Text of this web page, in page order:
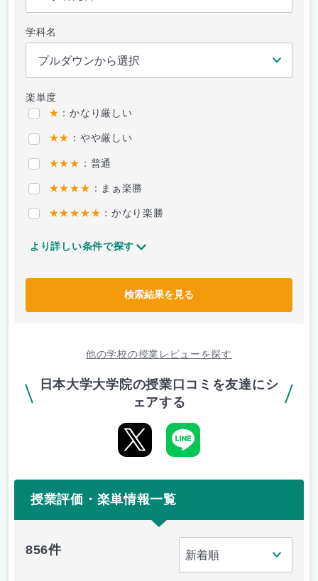
学科名
楽単度
★ ：かなり厳しい
★★ ：やや厳しい
★★★ ：普通
★★★★ ：まぁ楽勝
★★★★★ ：かなり楽勝
より詳しい条件で探す
検索結果を見る
他の学校の授業レビューを探す
日本大学大学院の授業口コミを友達にシ
ェアする
授業評価・楽単情報一覧
856件